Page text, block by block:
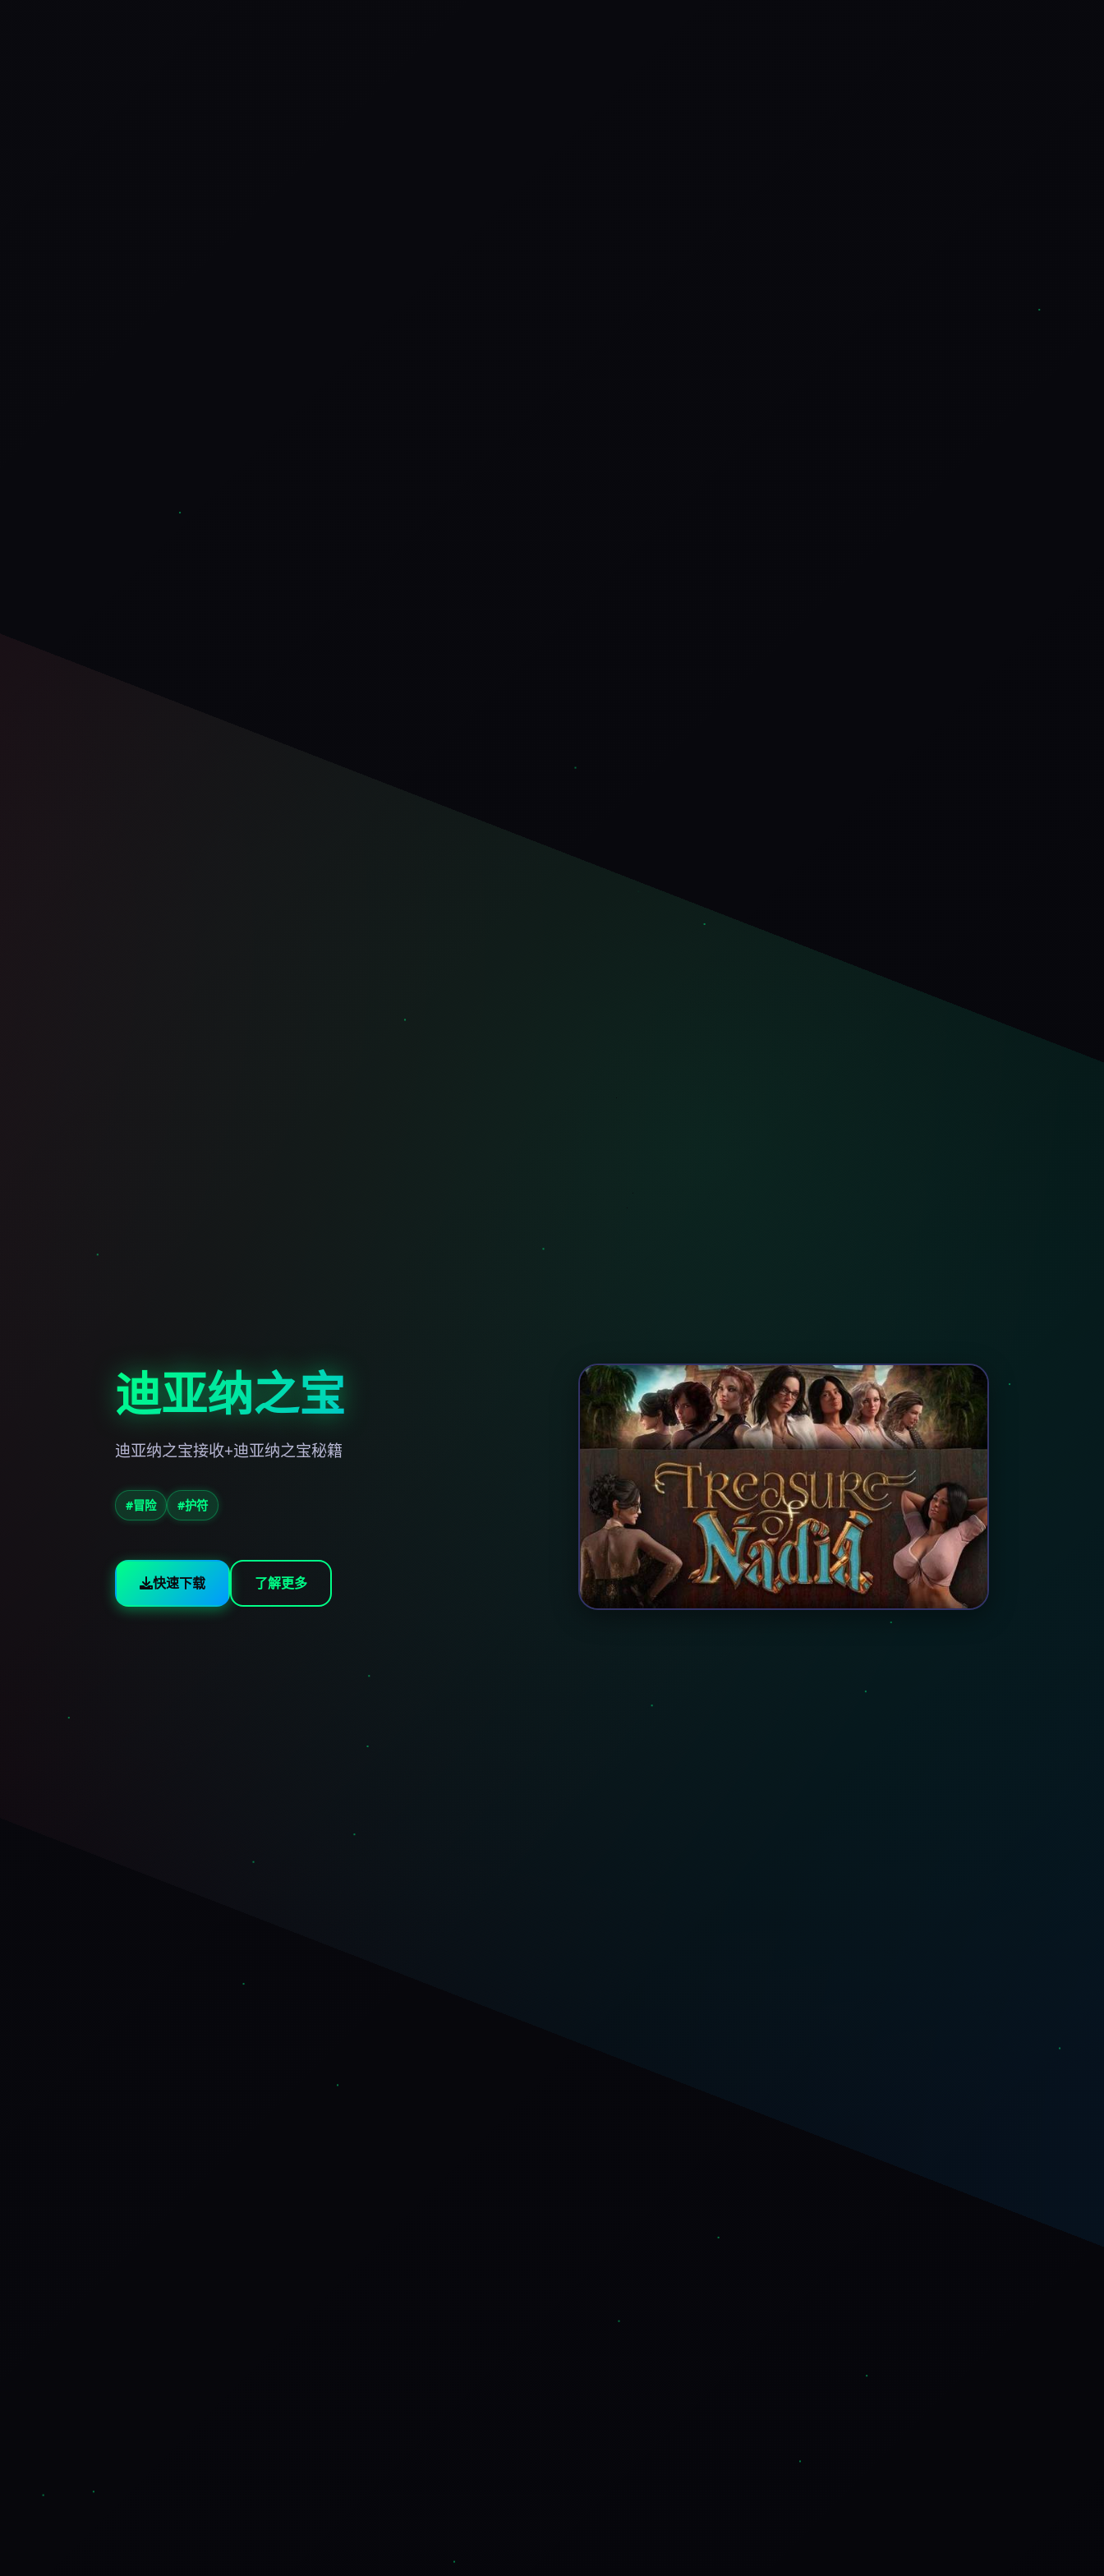
迪亚纳之宝
迪亚纳之宝接收+迪亚纳之宝秘籍
#冒险 #护符
快速下载 了解更多